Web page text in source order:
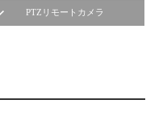
PTZリモートカメラ